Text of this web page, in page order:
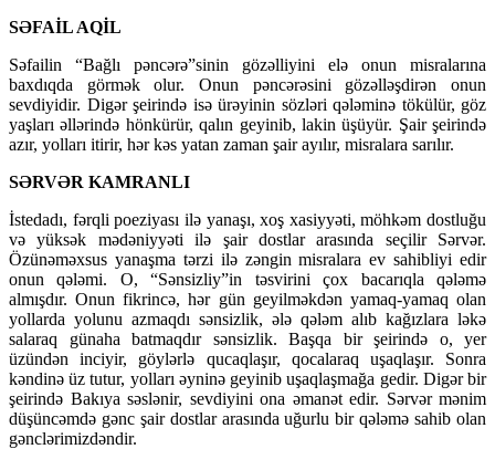
SƏFAİL AQİL
Səfailin “Bağlı pəncərə”sinin gözəlliyini elə onun misralarına
baxdıqda görmək olur. Onun pəncərəsini gözəlləşdirən onun
sevdiyidir. Digər şeirində isə ürəyinin sözləri qələminə tökülür, göz
yaşları əllərində hönkürür, qalın geyinib, lakin üşüyür. Şair şeirində
azır, yolları itirir, hər kəs yatan zaman şair ayılır, misralara sarılır.
SƏRVƏR KAMRANLI
İstedadı, fərqli poeziyası ilə yanaşı, xoş xasiyyəti, möhkəm dostluğu
və yüksək mədəniyyəti ilə şair dostlar arasında seçilir Sərvər.
Özünəməxsus yanaşma tərzi ilə zəngin misralara ev sahibliyi edir
onun qələmi. O, “Sənsizliy”in təsvirini çox bacarıqla qələmə
almışdır. Onun fikrincə, hər gün geyilməkdən yamaq-yamaq olan
yollarda yolunu azmaqdı sənsizlik, ələ qələm alıb kağızlara ləkə
salaraq günaha batmaqdır sənsizlik. Başqa bir şeirində o, yer
üzündən inciyir, göylərlə qucaqlaşır, qocalaraq uşaqlaşır. Sonra
kəndinə üz tutur, yolları əyninə geyinib uşaqlaşmağa gedir. Digər bir
şeirində Bakıya səslənir, sevdiyini ona əmanət edir. Sərvər mənim
düşüncəmdə gənc şair dostlar arasında uğurlu bir qələmə sahib olan
gənclərimizdəndir.